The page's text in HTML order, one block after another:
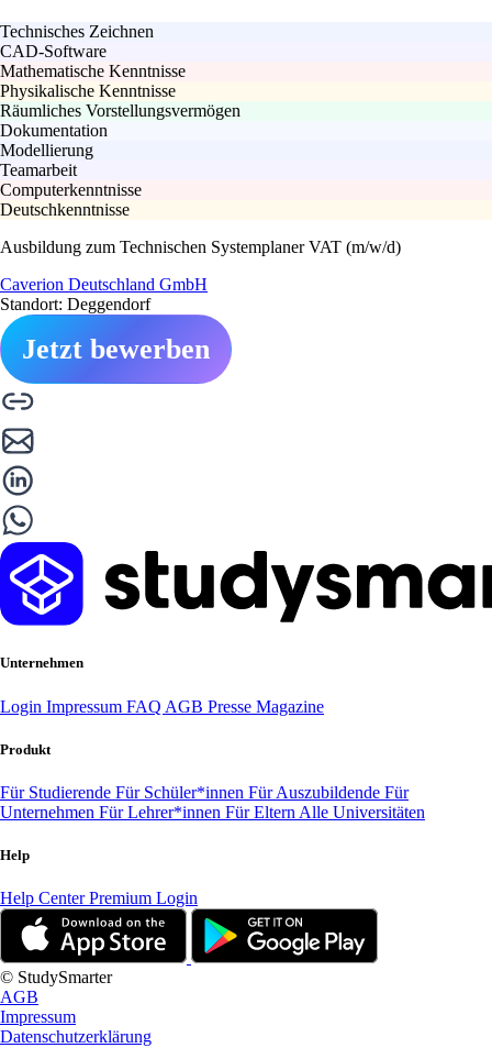
Technisches Zeichnen
CAD-Software
Mathematische Kenntnisse
Physikalische Kenntnisse
Räumliches Vorstellungsvermögen
Dokumentation
Modellierung
Teamarbeit
Computerkenntnisse
Deutschkenntnisse
Ausbildung zum Technischen Systemplaner VAT (m/w/d)
Caverion Deutschland GmbH
Standort: Deggendorf
Jetzt bewerben
Unternehmen
Login Impressum FAQ AGB Presse Magazine
Produkt
Für Studierende Für Schüler*innen Für Auszubildende Für
Unternehmen Für Lehrer*innen Für Eltern Alle Universitäten
Help
Help CenterPremium Login
© StudySmarter
AGB
Impressum
Datenschutzerklärung